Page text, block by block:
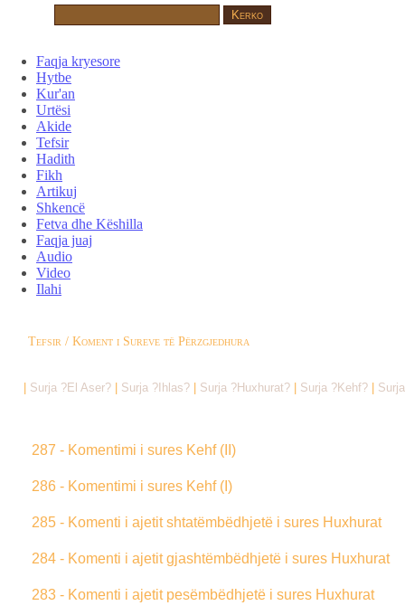
Faqja kryesore
Hytbe
Kur'an
Urtësi
Akide
Tefsir
Hadith
Fikh
Artikuj
Shkencë
Fetva dhe Këshilla
Faqja juaj
Audio
Video
Ilahi
Tefsir / Koment i Sureve të Përzgjedhura
Surja ?El Aser? Surja ?Ihlas? Surja ?Huxhurat? Surja ?Kehf?
287 - Komentimi i sures Kehf (II)
286 - Komentimi i sures Kehf (I)
285 - Komenti i ajetit shtatëmbëdhjetë i sures Huxhurat
284 - Komenti i ajetit gjashtëmbëdhjetë i sures Huxhurat
283 - Komenti i ajetit pesëmbëdhjetë i sures Huxhurat